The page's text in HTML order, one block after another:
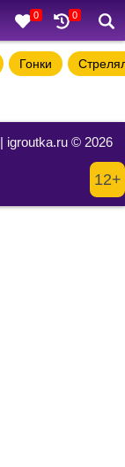
0 0
Гонки
| igroutka.ru © 2026
12+